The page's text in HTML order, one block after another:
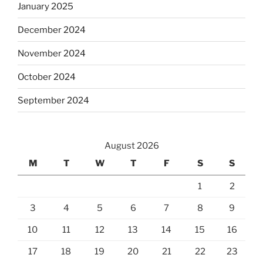
January 2025
December 2024
November 2024
October 2024
September 2024
August 2026
M
T W T F S S
1 2
3 4 5 6 7 8 9
10 11 12 13 14 15 16
17 18 19 20 21 22 23